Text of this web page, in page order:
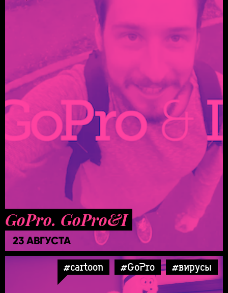
GoPro. GoPro&I
23 АВГУСТА
#cartoon #GoPro #вирусы